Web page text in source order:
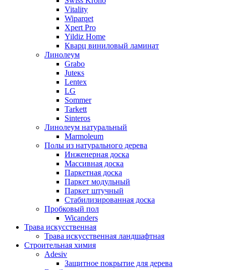
Vitality
Wiparqet
Xpert Pro
Yildiz Home
Кварц виниловый ламинат
Линолеум
Grabo
Juteкs
Lentex
LG
Sommer
Tarkett
Sinteros
Линолеум натуральный
Marmoleum
Полы из натурального дерева
Инженерная доска
Массивная доска
Паркетная доска
Паркет модульный
Паркет штучный
Стабилизированная доска
Пробковый пол
Wicanders
Трава искусственная
Трава искусственная ландшафтная
Строительная химия
Adesiv
Защитное покрытие для дерева